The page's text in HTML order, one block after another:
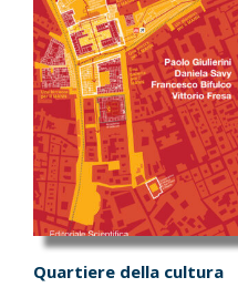
Quartiere della cultura